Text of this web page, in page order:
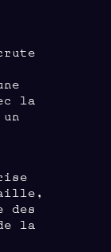
la
des
la